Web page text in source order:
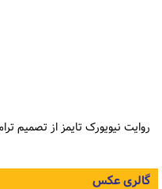
روایت نیویورک تایمز از تصمیم
گالری عکس